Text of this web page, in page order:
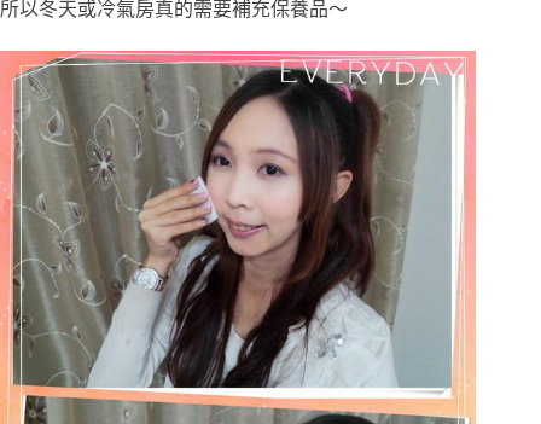
所以冬天或冷氣房真的需要補充保養品～